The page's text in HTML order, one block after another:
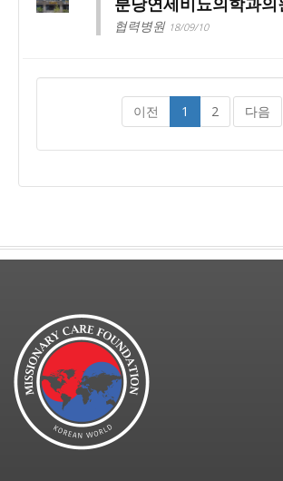
분당연세비뇨의학과의
협력병원 18/09/10
이전 1 2 다음